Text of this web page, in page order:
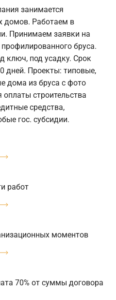
занимается
домов. Работаем в
Принимаем заявки на
бруса.
ключ, под усадку. Срок
дней. Проекты: типовые,
дома из бруса с фото
оплаты строительства
средства,
гос. субсидии.
работ
моментов
70% от суммы договора